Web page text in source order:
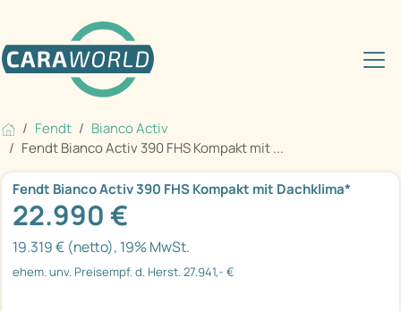
Fendt
Bianco Activ
Fendt Bianco Activ 390 FHS Kompakt mit ...
Fendt Bianco Activ 390 FHS Kompakt mit Dachklima*
22.990 €
19.319 € (netto), 19% MwSt.
ehem. unv. Preisempf. d. Herst. 27.941,- €